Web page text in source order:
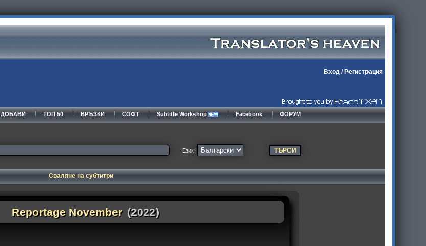
Вход/ Регистрация
ДОБАВИ ТОП 50 ВРЪЗКИ СОФТ Subtitle Workshop Facebook ФОРУМ
Език:
Сваляне на субтитри
Reportage November (2022)